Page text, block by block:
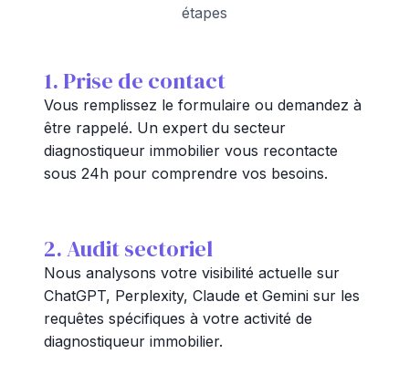
étapes
1. Prise de contact
Vous remplissez le formulaire ou demandez à
être rappelé. Un expert du secteur
diagnostiqueur immobilier vous recontacte
sous 24h pour comprendre vos besoins.
2. Audit sectoriel
Nous analysons votre visibilité actuelle sur
ChatGPT, Perplexity, Claude et Gemini sur les
requêtes spécifiques à votre activité de
diagnostiqueur immobilier.